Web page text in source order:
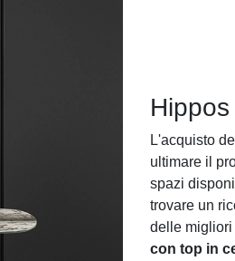
L'acquisto
ultimare il
spazi
trovare un
delle migliori
con top in